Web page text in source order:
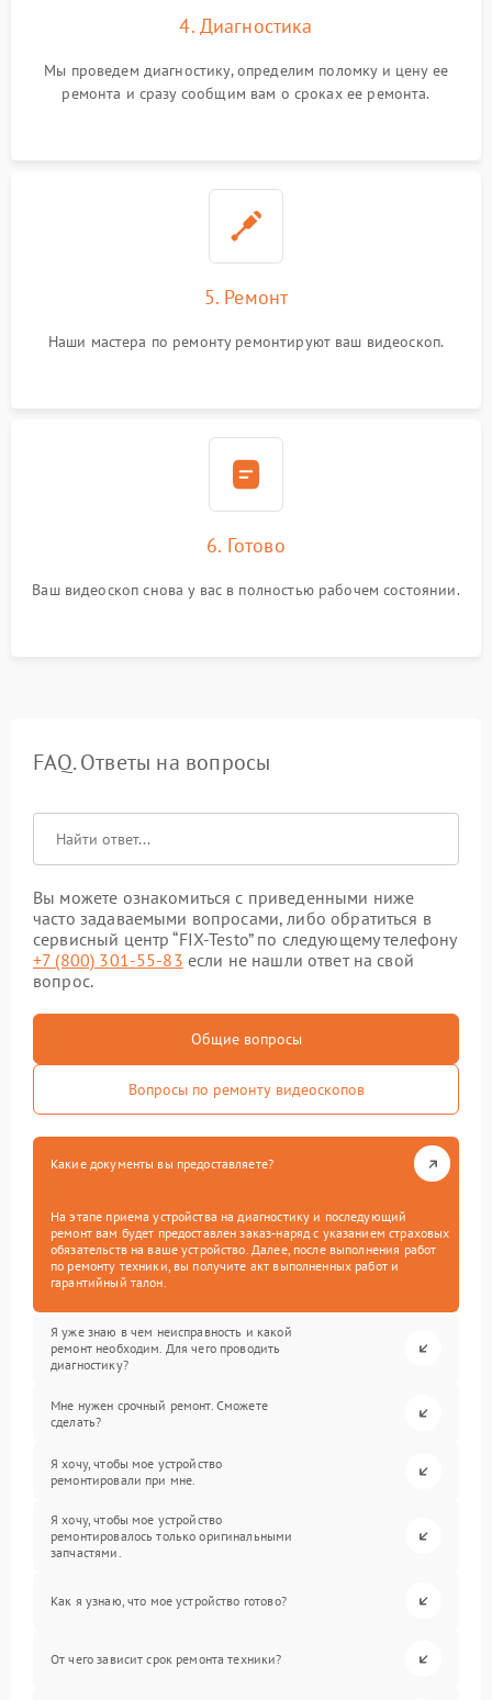
4. Диагностика
Мы проведем диагностику, определим поломку и цену ее
ремонта и сразу сообщим вам о сроках ее ремонта.
5. Ремонт
Наши мастера по ремонту ремонтируют ваш видеоскоп.
6. Готово
Ваш видеоскоп снова у вас в полностью рабочем состоянии.
FAQ. Ответы на вопросы
Вы можете ознакомиться с приведенными ниже
часто задаваемыми вопросами, либо обратиться в
сервисный центр “FIX-Testo” по следующему телефону
+7 (800) 301-55-83 если не нашли ответ на свой
вопрос.
Общие вопросы
Вопросы по ремонту видеоскопов
Какие документы вы предоставляете?
На этапе приема устройства на диагностику и последующий
ремонт вам будет предоставлен заказ-наряд с указанием страховых
обязательств на ваше устройство. Далее, после выполнения работ
по ремонту техники, вы получите акт выполненных работ и
гарантийный талон.
Я уже знаю в чем неисправность и какой
ремонт необходим. Для чего проводить
диагностику?
Мне нужен срочный ремонт. Сможете
сделать?
Я хочу, чтобы мое устройство
ремонтировали при мне.
Я хочу, чтобы мое устройство
ремонтировалось только оригинальными
запчастями.
Как я узнаю, что мое устройство готово?
От чего зависит срок ремонта техники?